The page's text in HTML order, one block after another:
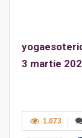
3 martie
1.073